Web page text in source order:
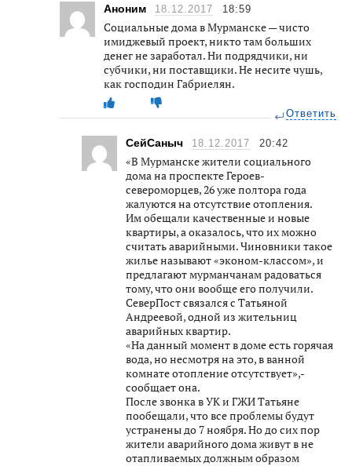
Аноним 18.12.2017 18:59
Социальные дома в Мурманске — чисто
имиджевый проект, никто там больших
денег не заработал. Ни подрядчики, ни
субчики, ни поставщики. Не несите чушь,
как господин Габриелян.
Ответить
СейСаныч 18.12.2017 20:42
«В Мурманске жители социального
дома на проспекте Героев-
североморцев, 26 уже полтора года
жалуются на отсутствие отопления.
Им обещали качественные и новые
квартиры, а оказалось, что их можно
считать аварийными. Чиновники такое
жилье называют «эконом-классом», и
предлагают мурманчанам радоваться
тому, что они вообще его получили.
СеверПост связался с Татьяной
Андреевой, одной из жительниц
аварийных квартир.
«На данный момент в доме есть горячая
вода, но несмотря на это, в ванной
комнате отопление отсутствует»,-
сообщает она.
После звонка в УК и ГЖИ Татьяне
пообещали, что все проблемы будут
устранены до 7 ноября. Но до сих пор
жители аварийного дома живут в не
отапливаемых должным образом